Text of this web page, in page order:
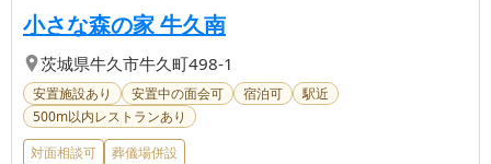
【第2位】
小さな森の家 牛久南| 【牛久市で家族葬】地域
茨城県牛久市牛久町498-1
安置施設あり 安置中の面会可 宿泊可
駅近
500m以内レストランあり
対面相談可
葬儀場併設